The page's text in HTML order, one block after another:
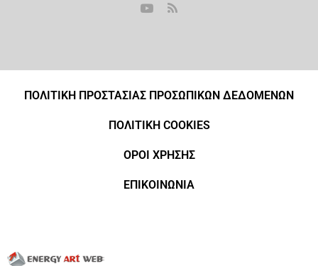
ΠΟΛΙΤΙΚΗ ΠΡΟΣΤΑΣΙΑΣ ΠΡΟΣΩΠΙΚΩΝ ΔΕΔΟΜΕΝΩΝ
ΠΟΛΙΤΙΚΗ COOKIES
ΟΡΟΙ ΧΡΗΣΗΣ
ΕΠΙΚΟΙΝΩΝΙΑ